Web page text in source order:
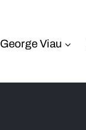
George Viau